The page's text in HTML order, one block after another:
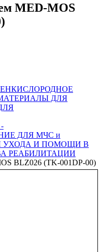
MED-MOS
КИСЛОРОДНОЕ
ДЛЯ
ДЛЯ МЧС и
УХОДА И ПОМОЩИ В
РЕАБИЛИТАЦИИ
BLZ026 (TK-001DP-00)